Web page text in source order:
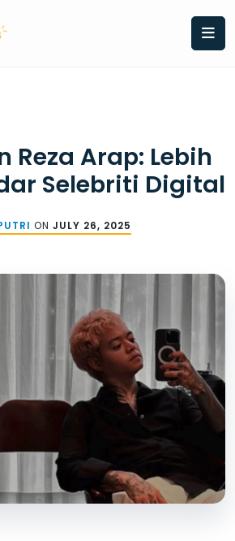
Reza Arap: Lebih
Selebriti Digital
ON JULY 26, 2025